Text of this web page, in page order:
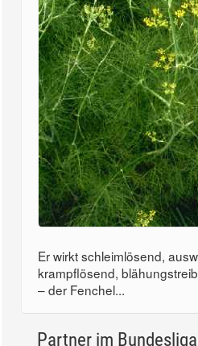
Er wirkt schleimlösend,
krampflösend,
– der Fenchel...
Partner im